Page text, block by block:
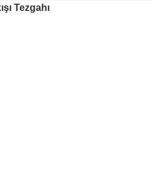
Tezgahı